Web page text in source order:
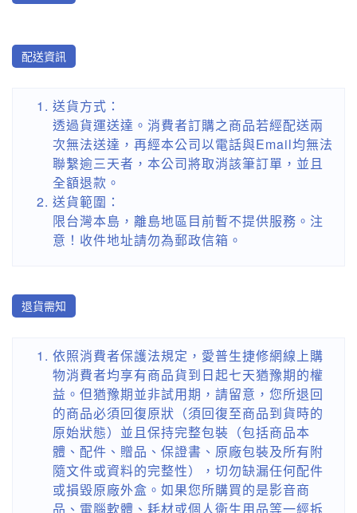
配送資訊
送貨方式：
透過貨運送達。消費者訂購之商品若經配送兩
次無法送達，再經本公司以電話與Email均無法
聯繫逾三天者，本公司將取消該筆訂單，並且
全額退款。
送貨範圍：
限台灣本島，離島地區目前暫不提供服務。注
意！收件地址請勿為郵政信箱。
退貨需知
依照消費者保護法規定，愛普生捷修網線上購
物消費者均享有商品貨到日起七天猶豫期的權
益。但猶豫期並非試用期，請留意，您所退回
的商品必須回復原狀（須回復至商品到貨時的
原始狀態）並且保持完整包裝（包括商品本
體、配件、贈品、保證書、原廠包裝及所有附
隨文件或資料的完整性），切勿缺漏任何配件
或損毀原廠外盒。如果您所購買的是影音商
品、電腦軟體、耗材或個人衛生用品等一經拆